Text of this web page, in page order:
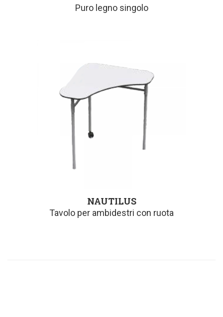
Puro legno singolo
NAUTILUS
Tavolo per ambidestri con ruota